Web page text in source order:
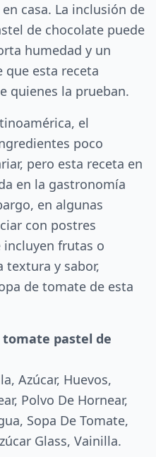
casa. La inclusión de
de chocolate puede
humedad y un
esta receta
quienes la prueban.
el
poco
pero esta receta en
en la gastronomía
en algunas
con postres
incluyen frutas o
textura y sabor,
de tomate de esta
tomate pastel de
Azúcar, Huevos,
Polvo De Hornear,
Sopa De Tomate,
Glass, Vainilla.